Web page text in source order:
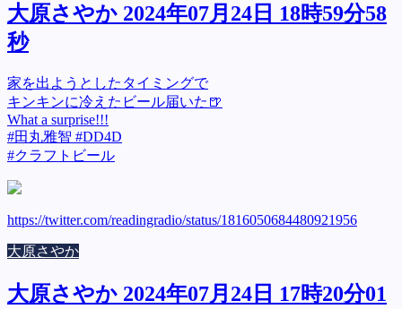
大原さやか 2024年07月24日 18時59分58
秒
家を出ようとしたタイミングで
キンキンに冷えたビール届いた🍺
What a surprise!!!
#田丸雅智 #DD4D
#クラフトビール
https://twitter.com/readingradio/status/1816050684480921956
大原さやか
大原さやか 2024年07月24日 17時20分01